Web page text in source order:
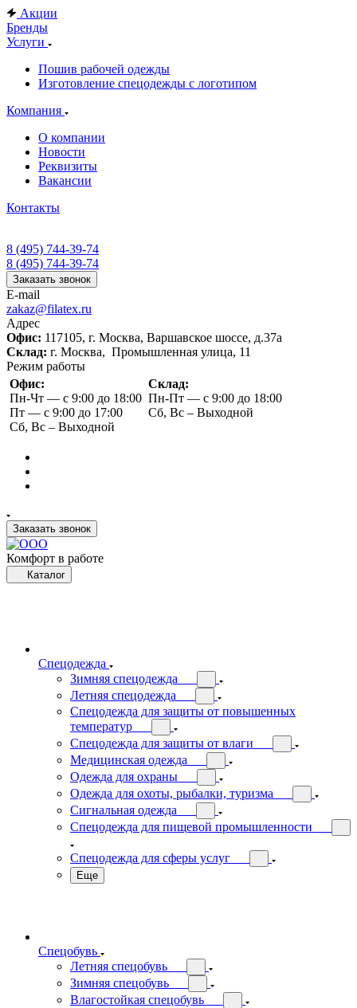
Акции
Бренды
Услуги
Пошив рабочей одежды
Изготовление спецодежды с логотипом
Компания
О компании
Новости
Реквизиты
Вакансии
Контакты
8 (495) 744-39-74
8 (495) 744-39-74
Заказать звонок
E-mail
zakaz@filatex.ru
Адрес
Офис: 117105, г. Москва, Варшавское шоссе, д.37а
Склад: г. Москва, Промышленная улица, 11
Режим работы
Офис:
Пн-Чт — с 9:00 до 18:00
Пт — с 9:00 до 17:00
Сб, Вс – Выходной
Склад:
Пн-Пт — с 9:00 до 18:00
Сб, Вс – Выходной
Заказать звонок
Комфорт в работе
Каталог
Спецодежда
Зимняя спецодежда
Летняя спецодежда
Спецодежда для защиты от повышенных
температур
Спецодежда для защиты от влаги
Медицинская одежда
Одежда для охраны
Одежда для охоты, рыбалки, туризма
Сигнальная одежда
Спецодежда для пищевой промышленности
Спецодежда для сферы услуг
Еще
Спецобувь
Летняя спецобувь
Зимняя спецобувь
Влагостойкая спецобувь